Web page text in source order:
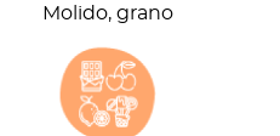
Molido, grano